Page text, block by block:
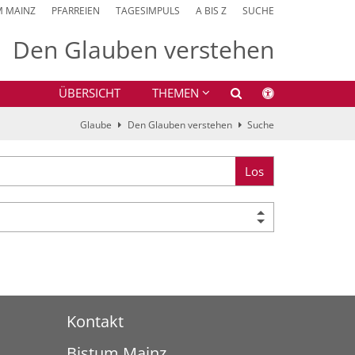
MAINZ PFARREIEN TAGESIMPULS A BIS Z SUCHE
Den Glauben verstehen
ÜBERSICHT THEMEN
Glaube Den Glauben verstehen Suche
Los
Kontakt